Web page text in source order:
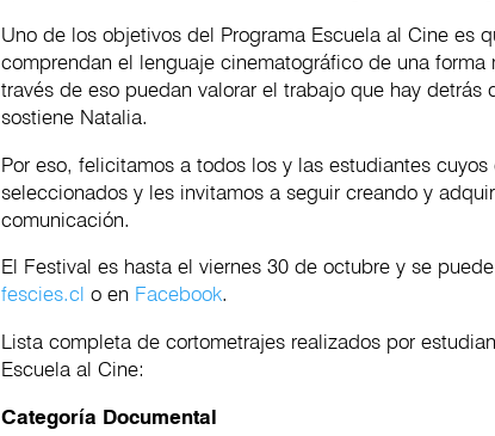
Uno de los objetivos del Programa Escuela al Cine es
comprendan el lenguaje cinematográfico de una forma
través de eso puedan valorar el trabajo que hay detrás
sostiene Natalia.
Por eso, felicitamos a todos los y las estudiantes cuyos
seleccionados y les invitamos a seguir creando y
comunicación.
El Festival es hasta el viernes 30 de octubre y se
fescies.cl o en Facebook.
Lista completa de cortometrajes realizados por
Escuela al Cine:
Categoría Documental